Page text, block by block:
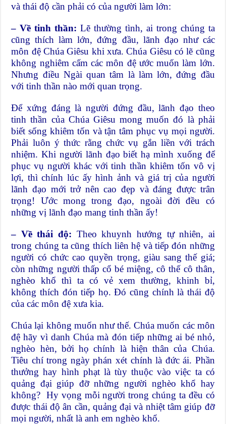
và thái độ cần phải có của người làm lớn:
– Về tinh thần:Lẽ thường tình, ai trong chúng ta
cũng thích làm lớn, đứng đầu, lãnh đạo như các
môn đệ Chúa Giêsu khi xưa. Chúa Giêsu có lẽ cũng
không nghiêm cấm các môn đệ ước muốn làm lớn.
Nhưng điều Ngài quan tâm là làm lớn, đứng đầu
với tinh thần nào mới quan trọng.
Để xứng đáng là người đứng đầu, lãnh đạo theo
tinh thần của Chúa Giêsu mong muốn đó là phải
biết sống khiêm tốn và tận tâm phục vụ mọi người.
Phải luôn ý thức rằng chức vụ gắn liền với trách
nhiệm. Khi người lãnh đạo biết hạ mình xuống để
phục vụ người khác với tinh thần khiêm tốn vô vị
lợi, thì chính lúc ấy hình ảnh và giá trị của người
lãnh đạo mới trở nên cao đẹp và đáng được trân
trọng! Ước mong trong đạo, ngoài đời đều có
những vị lãnh đạo mang tinh thần ấy!
– Về thái độ: Theo khuynh hướng tự nhiên, ai
trong chúng ta cũng thích liên hệ và tiếp đón những
người có chức cao quyền trọng, giàu sang thế giá;
còn những người thấp cổ bé miệng, cô thế cô thân,
nghèo khổ thì ta có vẻ xem thường, khinh bỉ,
không thích đón tiếp họ. Đó cũng chính là thái độ
của các môn đệ xưa kia.
Chúa lại không muốn như thế. Chúa muốn các môn
đệ hãy vì danh Chúa mà đón tiếp những ai bé nhỏ,
nghèo hèn, bởi họ chính là hiện thân của Chúa.
Tiêu chí trong ngày phán xét chính là đức ái. Phần
thưởng hay hình phạt là tùy thuộc vào việc ta có
quảng đại giúp đỡ những người nghèo khổ hay
không? Hy vọng mỗi người trong chúng ta đều có
được thái độ ân cần, quảng đại và nhiệt tâm giúp đỡ
mọi người, nhất là anh em nghèo khổ.